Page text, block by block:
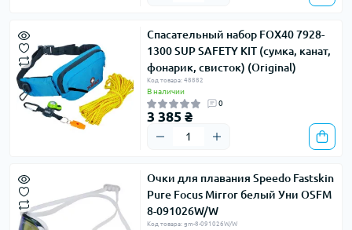
Спасательный набор FOX40 7928-
1300 SUP SAFETY KIT (сумка, канат,
фонарик, свисток) (Original)
Код товара: 48882
В наличии
0
3 385 ₴
Очки для плавания Speedo ​​Fastskin
Pure Focus Mirror белый Уни OSFM
8-091026W/W
Код товара: gm-8-091026W/W